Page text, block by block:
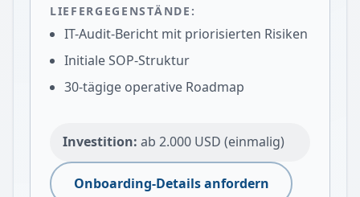
LIEFERGEGENSTÄNDE:
IT-Audit-Bericht mit priorisierten Risiken
Initiale SOP-Struktur
30-tägige operative Roadmap
Investition: ab 2.000 USD (einmalig)
Onboarding-Details anfordern